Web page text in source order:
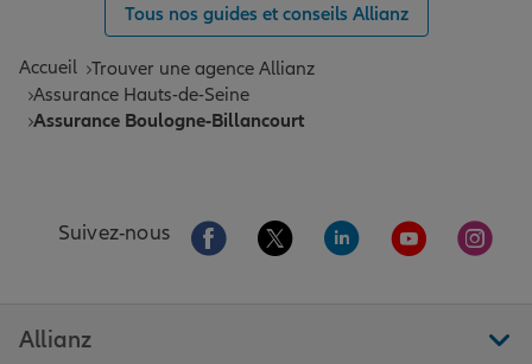
Tous nos guides et conseils Allianz
Accueil Trouver une agence Allianz
Assurance Hauts-de-Seine
Assurance Boulogne-Billancourt
Suivez-nous Aller sur la page Facebook de Allianz
Aller sur la page Twitter de
Aller sur la page
Aller sur la
Aller
Allianz